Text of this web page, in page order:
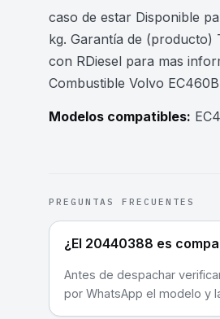
caso de estar Disponible
kg. Garantía de (producto)
con RDiesel para mas
Combustible Volvo
Modelos compatibles:
PREGUNTAS FRECUENTES
¿El 20440388 es
Antes de despachar
por WhatsApp el modelo y